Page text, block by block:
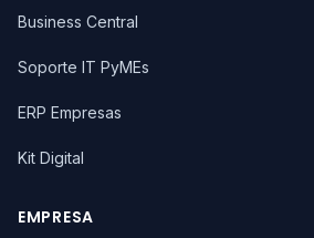
Business Central
Soporte IT PyMEs
ERP Empresas
Kit Digital
EMPRESA